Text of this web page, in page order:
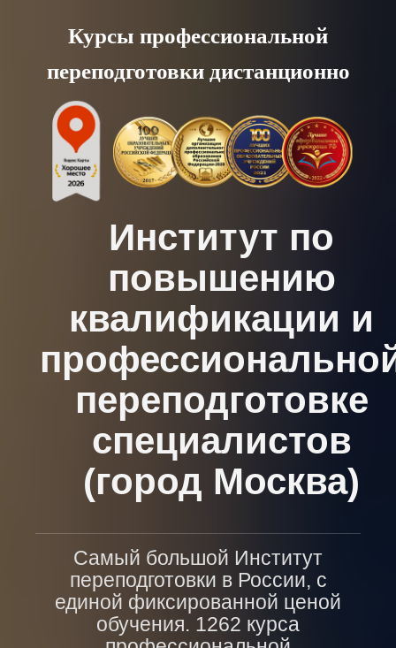
content
Курсы профессиональной
переподготовки дистанционно
Институт по
повышению
квалификации и
переподготовке
специалистов
(город Москва)
Самый большой Институт
переподготовки в России, с
единой фиксированной ценой
обучения. 1262 курса